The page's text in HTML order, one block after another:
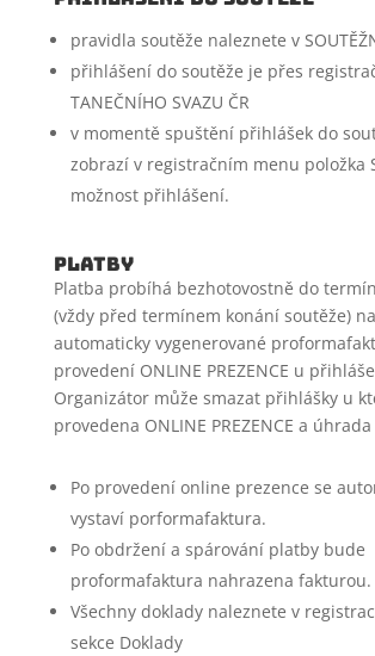
pravidla soutěže naleznete v
přihlášení do soutěže je přes
TANEČNÍHO SVAZU ČR
v momentě spuštění přihlášek do
zobrazí v registračním menu položka
možnost přihlášení.
Platby
Platba probíhá bezhotovostně do
(vždy před termínem konání soutěže)
automaticky vygenerované
provedení ONLINE PREZENCE u
Organizátor může smazat přihlášky u
provedena ONLINE PREZENCE a
Po provedení online prezence se
vystaví porformafaktura.
Po obdržení a spárování platby bude
proformafaktura nahrazena fakturou.
Všechny doklady naleznete v
sekce Doklady